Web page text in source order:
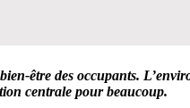
être des occupants.
centrale pour beaucoup.